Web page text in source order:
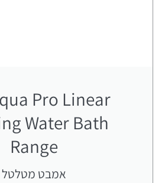
Pro Linear
Water Bath
Range​
אמבט מטלטל